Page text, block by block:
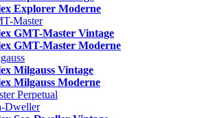
Explorer Moderne
Master
GMT-Master Vintage
GMT-Master Moderne
Milgauss Vintage
Milgauss Moderne
Perpetual
Dweller